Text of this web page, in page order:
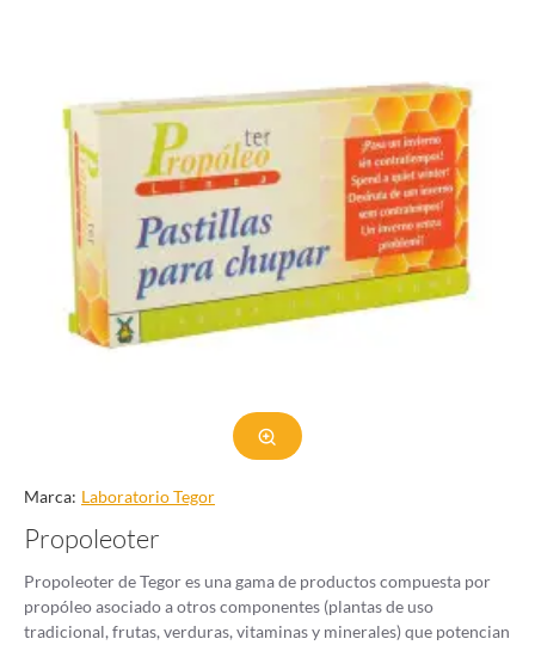
Marca: Laboratorio Tegor
Propoleoter
Propoleoter de Tegor es una gama de productos compuesta por
propóleo asociado a otros componentes (plantas de uso
tradicional, frutas, verduras, vitaminas y minerales) que potencian